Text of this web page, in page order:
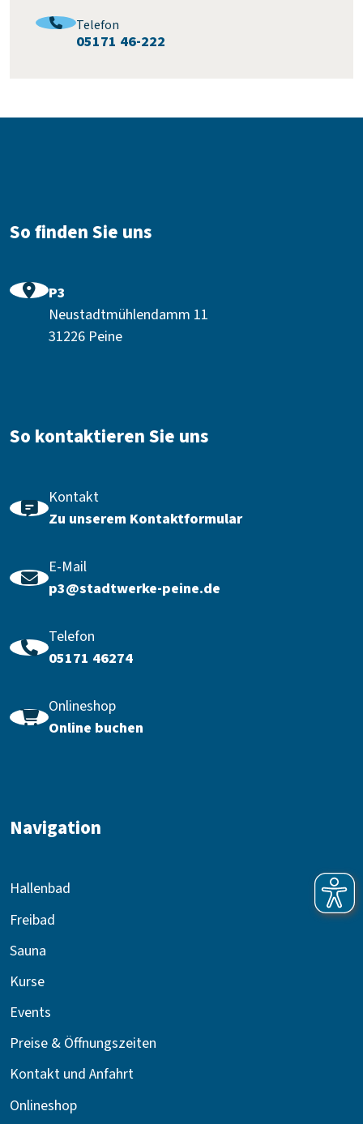
Telefon
:05171 46-222
So finden Sie uns
P3
Neustadtmühlendamm 11
31226 Peine
So kontaktieren Sie uns
Kontakt
Zu unserem Kontaktformular
E-Mail
p3@stadtwerke-peine.de
Telefon
05171 46274
Onlineshop
Online buchen
Navigation
Hallenbad
Freibad
Sauna
Kurse
Events
Preise & Öffnungszeiten
Kontakt und Anfahrt
Onlineshop